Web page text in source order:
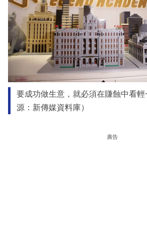
要成功做生意，就必須在賺蝕中看
源：新傳媒資料庫）
廣告